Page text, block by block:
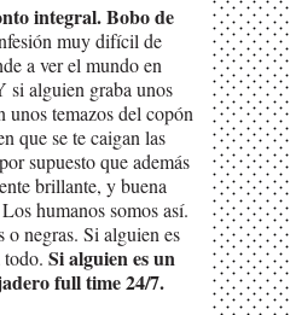
integral. Bobo de
muy difícil de
a ver el mundo en
si alguien graba unos
unos temazos del copón
que se te caigan las
supuesto que además
brillante, y buena
humanos somos así.
o negras. Si alguien es
todo. Si alguien es un
full time 24/7.